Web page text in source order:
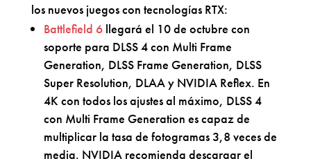
los nuevos juegos con tecnologías RTX:
Battlefield 6llegará el 10 de octubre con
soporte para DLSS 4 con Multi Frame
Generation, DLSS Frame Generation, DLSS
Super Resolution, DLAA y NVIDIA Reflex. En
4K con todos los ajustes al máximo, DLSS 4
con Multi Frame Generation es capaz de
multiplicar la tasa de fotogramas 3,8 veces de
media. NVIDIA recomienda descargar el